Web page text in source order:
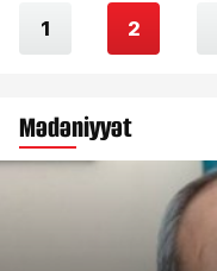
1 2
Mədəniyyət